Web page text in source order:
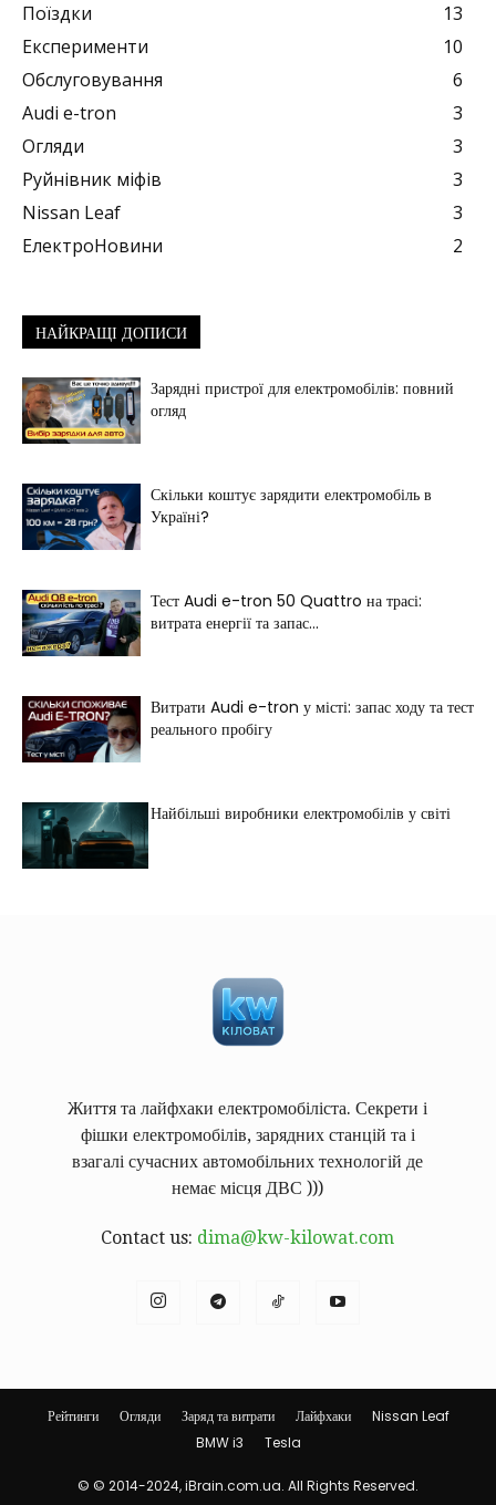
Поїздки
13
Експерименти
10
Обслуговування
6
Audi e-tron
3
Огляди
3
Руйнівник міфів
3
Nissan Leaf
3
ЕлектроНовини
2
НАЙКРАЩІ ДОПИСИ
Зарядні пристрої для електромобілів: повний
огляд
Скільки коштує зарядити електромобіль в
Україні?
Тест Audi e-tron 50 Quattro на трасі:
витрата енергії та запас...
Витрати Audi e-tron у місті: запас ходу та тест
реального пробігу
Найбільші виробники електромобілів у світі
Життя та лайфхаки електромобіліста. Секрети і
фішки електромобілів, зарядних станцій та і
взагалі сучасних автомобільних технологій де
немає місця ДВС )))
Contact us: dima@kw-kilowat.com
Рейтинги Огляди Заряд та витрати Лайфхаки
Nissan Leaf
BMW i3
Tesla
© © 2014-2024, iBrain.com.ua. All Rights Reserved.